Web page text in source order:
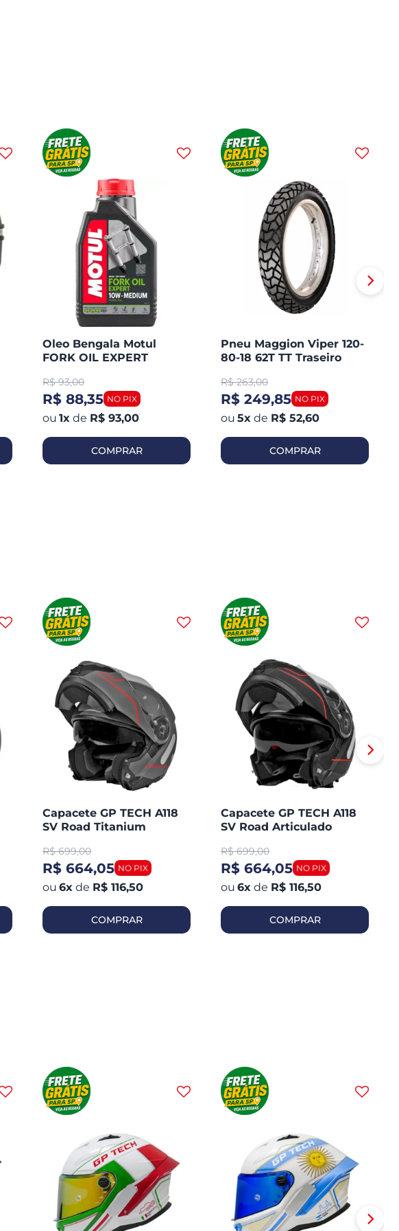
Oleo Bengala Motul
FORK OIL EXPERT
R$ 93,00
R$ 88,35
1x de R$ 93,00
COMPRAR
Pneu Maggion Viper 120-
80-18 62T TT Traseiro
Tenere / XRE 300
R$ 263,00
R$ 249,85
5x de R$ 52,60
COMPRAR
Capacete GP TECH A118
SV Road Titanium
Fosco
R$ 699,00
R$ 664,05
6x de R$ 116,50
COMPRAR
Capacete GP TECH A118
SV Road Articulado
R$ 699,00
R$ 664,05
6x de R$ 116,50
COMPRAR